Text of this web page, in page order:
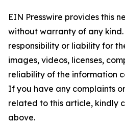
EIN Presswire provides this
without warranty of any
responsibility or liability for
images, videos, licenses,
reliability of the information
If you have any complaints
related to this article, kindly
above.